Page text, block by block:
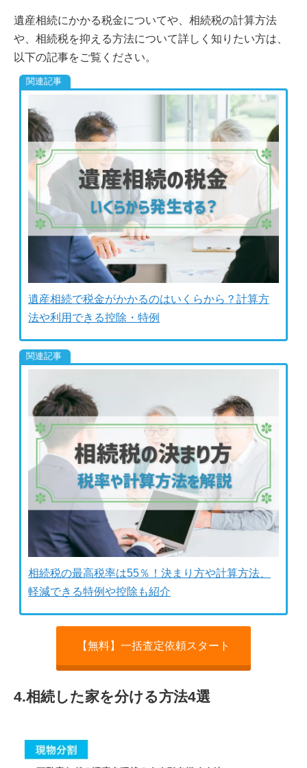
遺産相続にかかる税金についてや、相続税の計算方法
や、相続税を抑える方法について詳しく知りたい方は、
以下の記事をご覧ください。
遺産相続で税金がかかるのはいくらから？計算方
法や利用できる控除・特例
相続税の最高税率は55％！決まり方や計算方法、
軽減できる特例や控除も紹介
【無料】一括査定依頼スタート
4.相続した家を分ける方法4選